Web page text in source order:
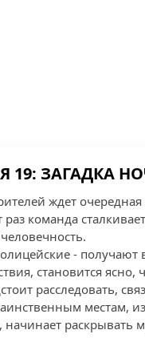
19: ЗАГАДКА
ждет
команда
-
становится ясно,
расследовать,
местам,
раскрывать